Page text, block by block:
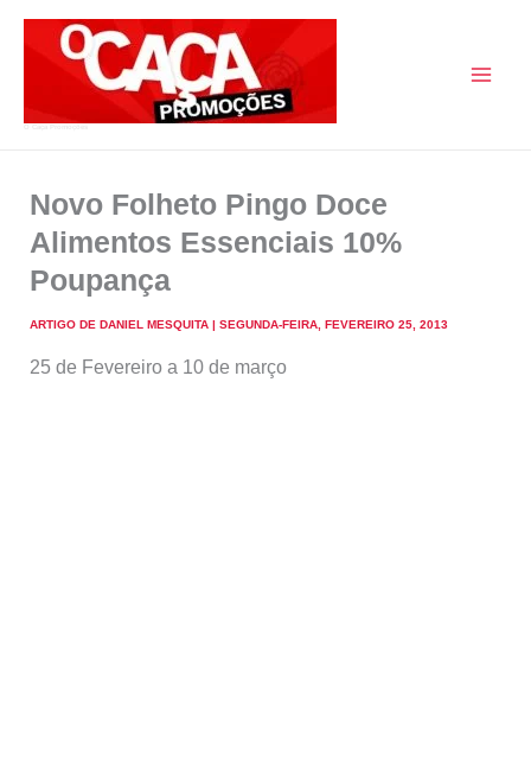
Novo Folheto Pingo Doce
Alimentos Essenciais 10%
Poupança
ARTIGO DE DANIEL MESQUITA | SEGUNDA-FEIRA, FEVEREIRO 25, 2013
25 de Fevereiro a 10 de março